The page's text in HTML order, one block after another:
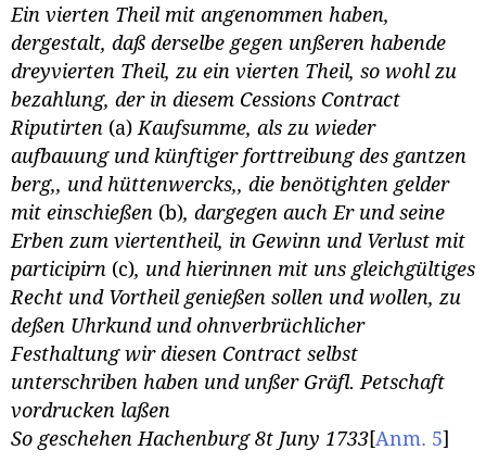
Ein vierten Theil mit angenommen haben,
dergestalt, daß derselbe gegen unßeren habende
dreyvierten Theil, zu ein vierten Theil, so wohl zu
bezahlung, der in diesem Cessions Contract
Riputirten (a) Kaufsumme, als zu wieder
aufbauung und künftiger forttreibung des gantzen
berg,, und hüttenwercks,, die benötighten gelder
mit einschießen (b), dargegen auch Er und seine
Erben zum viertentheil, in Gewinn und Verlust mit
participirn (c), und hierinnen mit uns gleichgültiges
Recht und Vortheil genießen sollen und wollen, zu
deßen Uhrkund und ohnverbrüchlicher
Festhaltung wir diesen Contract selbst
unterschriben haben und unßer Gräfl. Petschaft
vordrucken laßen
So geschehen Hachenburg 8t Juny 1733[Anm. 5]